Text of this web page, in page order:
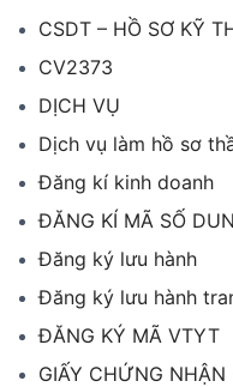
CSDT – HỒ SƠ KỸ
CV2373
DỊCH VỤ
Dịch vụ làm hồ sơ
Đăng kí kinh doanh
ĐĂNG KÍ MÃ SỐ
Đăng ký lưu hành
Đăng ký lưu hành
ĐĂNG KÝ MÃ VTYT
GIẤY CHỨNG NHẬN